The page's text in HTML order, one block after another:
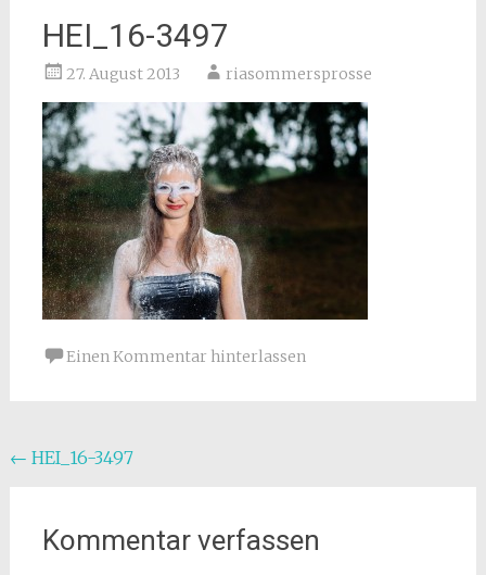
HEI_16-3497
27. August 2013 riasommersprosse
Einen Kommentar hinterlassen
Beitragsnavigation
← HEI_16-3497
Kommentar verfassen